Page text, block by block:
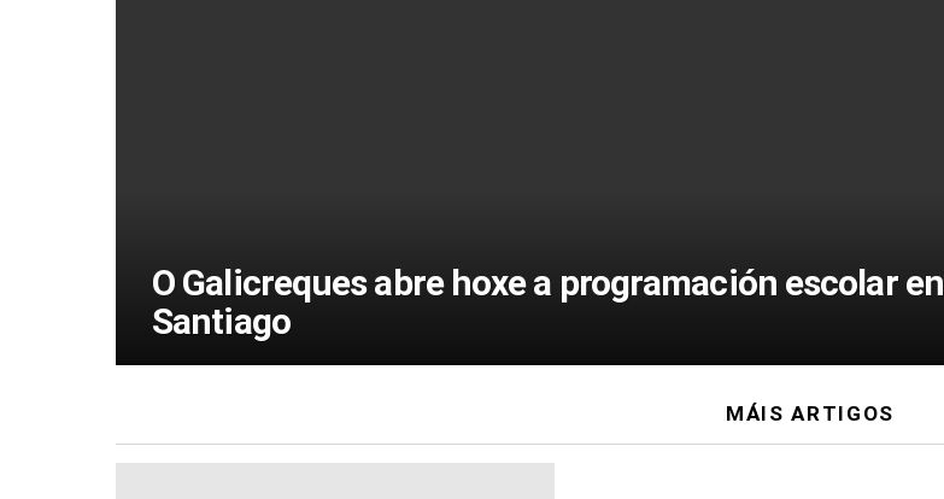
O Galicreques abre hoxe a programación escolar en
Santiago
MÁIS ARTIGOS